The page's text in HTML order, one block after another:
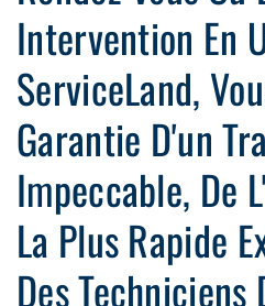
Intervention En
ServiceLand,
Garantie D'un
Impeccable, De
La Plus Rapide
Des Techniciens